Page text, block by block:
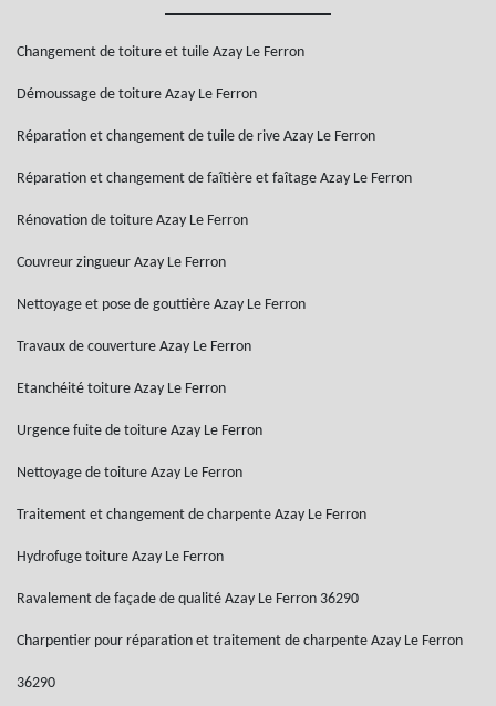
Changement de toiture et tuile Azay Le Ferron
Démoussage de toiture Azay Le Ferron
Réparation et changement de tuile de rive Azay Le Ferron
Réparation et changement de faîtière et faîtage Azay Le Ferron
Rénovation de toiture Azay Le Ferron
Couvreur zingueur Azay Le Ferron
Nettoyage et pose de gouttière Azay Le Ferron
Travaux de couverture Azay Le Ferron
Etanchéité toiture Azay Le Ferron
Urgence fuite de toiture Azay Le Ferron
Nettoyage de toiture Azay Le Ferron
Traitement et changement de charpente Azay Le Ferron
Hydrofuge toiture Azay Le Ferron
Ravalement de façade de qualité Azay Le Ferron 36290
Charpentier pour réparation et traitement de charpente Azay Le Ferron
36290